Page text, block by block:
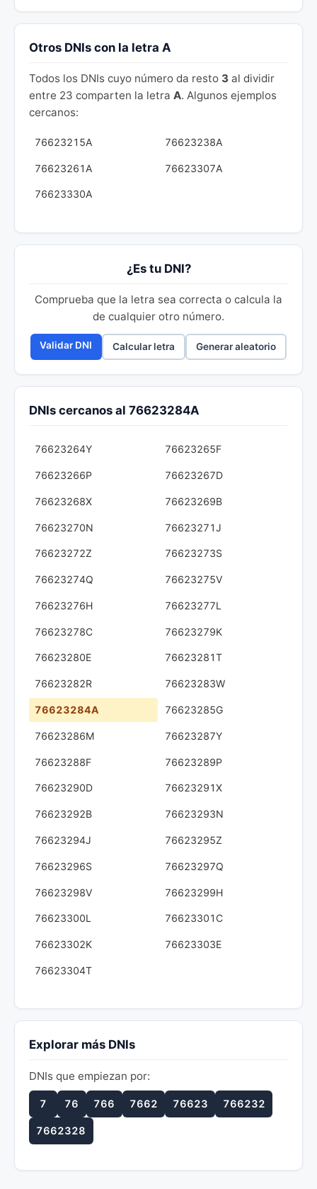
Otros DNIs con la letra A
Todos los DNIs cuyo número da resto 3 al dividir
entre 23 comparten la letra A. Algunos ejemplos
cercanos:
76623215A 76623238A
76623261A 76623307A
76623330A
¿Es tu DNI?
Comprueba que la letra sea correcta o calcula la
de cualquier otro número.
Validar DNI Calcular letra Generar aleatorio
DNIs cercanos al 76623284A
76623264Y 76623265F
76623266P 76623267D
76623268X 76623269B
76623270N 76623271J
76623272Z 76623273S
76623274Q 76623275V
76623276H 76623277L
76623278C 76623279K
76623280E 76623281T
76623282R 76623283W
76623284A 76623285G
76623286M 76623287Y
76623288F 76623289P
76623290D 76623291X
76623292B 76623293N
76623294J 76623295Z
76623296S 76623297Q
76623298V 76623299H
76623300L 76623301C
76623302K 76623303E
76623304T
Explorar más DNIs
DNIs que empiezan por:
7 76 766 7662 76623 766232
7662328